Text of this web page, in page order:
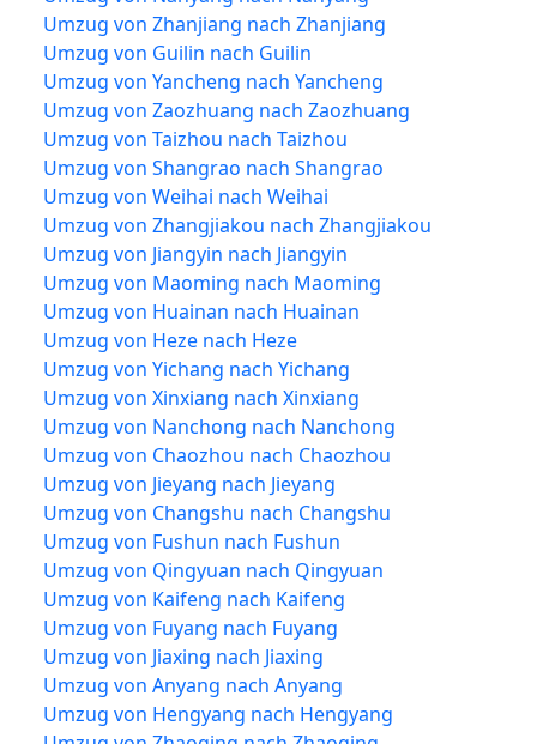
Umzug von Zhanjiang nach Zhanjiang
Umzug von Guilin nach Guilin
Umzug von Yancheng nach Yancheng
Umzug von Zaozhuang nach Zaozhuang
Umzug von Taizhou nach Taizhou
Umzug von Shangrao nach Shangrao
Umzug von Weihai nach Weihai
Umzug von Zhangjiakou nach Zhangjiakou
Umzug von Jiangyin nach Jiangyin
Umzug von Maoming nach Maoming
Umzug von Huainan nach Huainan
Umzug von Heze nach Heze
Umzug von Yichang nach Yichang
Umzug von Xinxiang nach Xinxiang
Umzug von Nanchong nach Nanchong
Umzug von Chaozhou nach Chaozhou
Umzug von Jieyang nach Jieyang
Umzug von Changshu nach Changshu
Umzug von Fushun nach Fushun
Umzug von Qingyuan nach Qingyuan
Umzug von Kaifeng nach Kaifeng
Umzug von Fuyang nach Fuyang
Umzug von Jiaxing nach Jiaxing
Umzug von Anyang nach Anyang
Umzug von Hengyang nach Hengyang